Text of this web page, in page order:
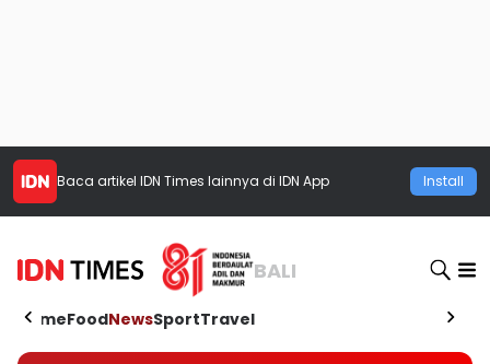
Baca artikel IDN Times lainnya di IDN App Install
BALI
HomeFoodNewsSportTravel